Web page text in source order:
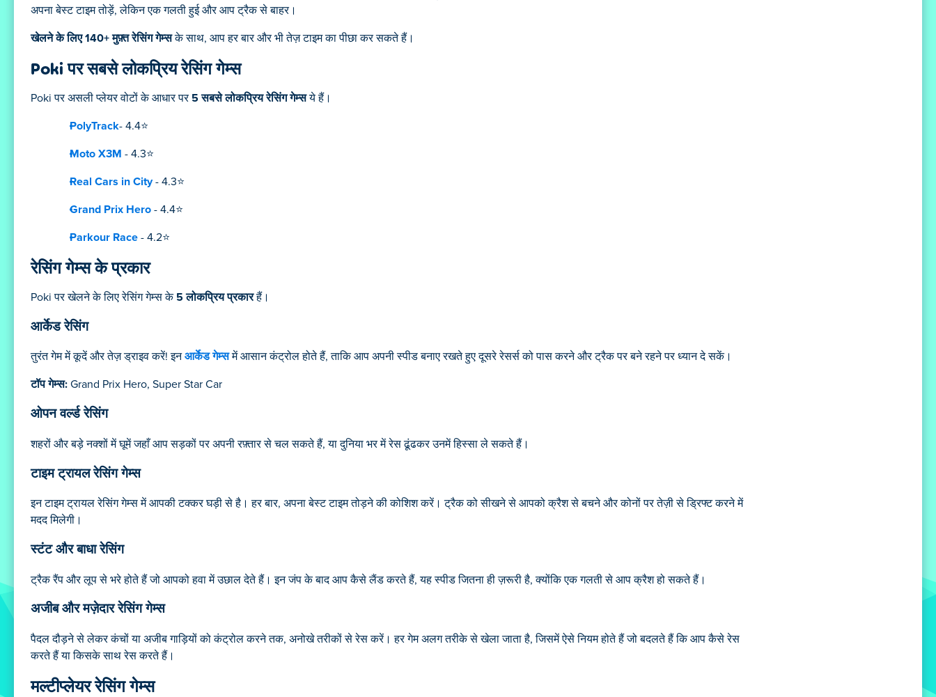
अपना बेस्ट टाइम तोड़ें, लेकिन एक गलती हुई और आप ट्रैक से बाहर।
खेलने के लिए 140+ मुफ़्त रेसिंग गेम्सके साथ, आप हर बार और भी तेज़ टाइम का पीछा कर सकते हैं।
Poki पर सबसे लोकप्रिय रेसिंग गेम्स
Poki पर असली प्लेयर वोटों के आधार पर 5 सबसे लोकप्रिय रेसिंग गेम्सये हैं।
PolyTrack- 4.4⭐
Moto X3M - 4.3⭐
Real Cars in City- 4.3⭐
Grand Prix Hero - 4.4⭐
Parkour Race - 4.2⭐
रेसिंग गेम्स के प्रकार
Poki पर खेलने के लिए रेसिंग गेम्स के 5 लोकप्रिय प्रकारहैं।
आर्केड रेसिंग
तुरंत गेम में कूदें और तेज़ ड्राइव करें! इनआर्केड गेम्समें आसान कंट्रोल होते हैं, ताकि आप अपनी स्पीड बनाए रखते हुए दूसरे रेसर्स को पास करने और ट्रैक पर बने रहने पर ध्यान दे सकें।
टॉप गेम्स: Grand Prix Hero, Super Star Car
ओपन वर्ल्ड रेसिंग
शहरों और बड़े नक्शों में घूमें जहाँ आप सड़कों पर अपनी रफ़्तार से चल सकते हैं, या दुनिया भर में रेस ढूंढकर उनमें हिस्सा ले सकते हैं।
टाइम ट्रायल रेसिंग गेम्स
इन टाइम ट्रायल रेसिंग गेम्स में आपकी टक्कर घड़ी से है। हर बार, अपना बेस्ट टाइम तोड़ने की कोशिश करें। ट्रैक को सीखने से आपको क्रैश से बचने और कोनों पर तेज़ी से ड्रिफ्ट करने में
मदद मिलेगी।
स्टंट और बाधा रेसिंग
ट्रैक रैंप और लूप से भरे होते हैं जो आपको हवा में उछाल देते हैं। इन जंप के बाद आप कैसे लैंड करते हैं, यह स्पीड जितना ही ज़रूरी है, क्योंकि एक गलती से आप क्रैश हो सकते हैं।
अजीब और मज़ेदार रेसिंग गेम्स
पैदल दौड़ने से लेकर कंचों या अजीब गाड़ियों को कंट्रोल करने तक, अनोखे तरीकों से रेस करें। हर गेम अलग तरीके से खेला जाता है, जिसमें ऐसे नियम होते हैं जो बदलते हैं कि आप कैसे रेस
करते हैं या किसके साथ रेस करते हैं।
मल्टीप्लेयर रेसिंग गेम्स